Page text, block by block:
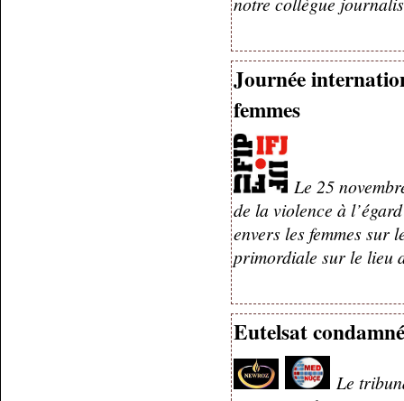
Journée
femmes
Le 25
de la violence à
envers les femmes sur
primordiale sur le lieu
Eutelsat
Le